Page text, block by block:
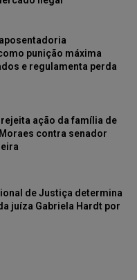
punição máxima
e regulamenta perda
ação da família de
contra senador
de Justiça determina
juíza Gabriela Hardt por